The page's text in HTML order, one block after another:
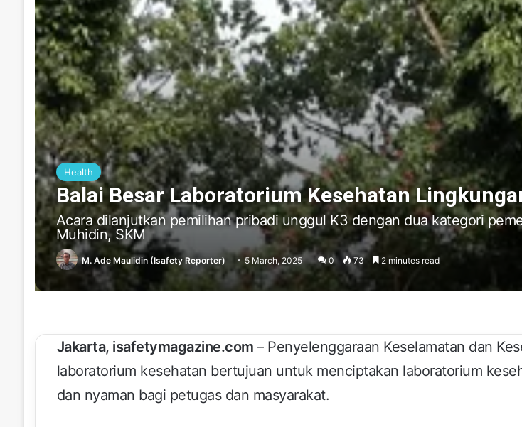
Health
Balai Besar Laboratorium Kesehatan
Acara dilanjutkan pemilihan pribadi unggul K3 dengan dua kategori
Muhidin, SKM
M. Ade Maulidin (Isafety Reporter) 5 March, 2025 0 73 2 minutes read
Jakarta, isafetymagazine.com– Penyelenggaraan Keselamatan dan
laboratorium kesehatan bertujuan untuk menciptakan laboratorium
dan nyaman bagi petugas dan masyarakat.